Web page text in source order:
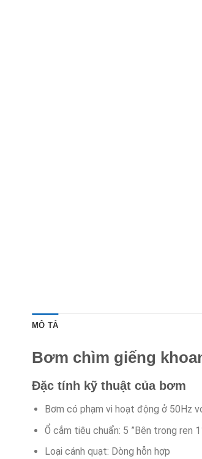
MÔ TẢ
Bơm chìm giếng
Đặc tính kỹ thuật của bơm
Bơm có phạm vi hoạt động ở 50Hz
Ổ cắm tiêu chuẩn: 5 ”Bên trong ren
Loại cánh quạt: Dòng hỗn hợp